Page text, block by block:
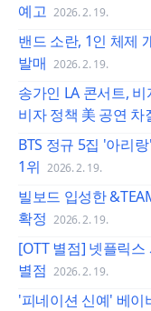
예고 2026. 2. 19.
밴드 소란, 1인 체제
발매 2026. 2. 19.
송가인 LA 콘서트,
비자 정책 美 공연 차
BTS 정규 5집 '아리
1위 2026. 2. 19.
빌보드 입성한
확정 2026. 2. 19.
[OTT 별점] 넷플릭
별점 2026. 2. 19.
'피네이션 신예' 베이